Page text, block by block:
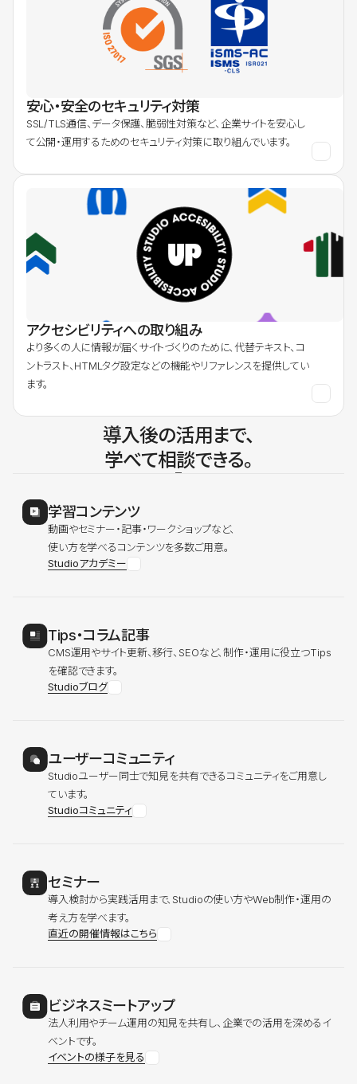
安心・安全のセキュリティ対策
SSL/TLS通信、データ保護、脆弱性対策など、企業サイトを安心し
て公開・運用するためのセキュリティ対策に取り組んでいます。
アクセシビリティへの取り組み
より多くの人に情報が届くサイトづくりのために、代替テキスト、コ
ントラスト、HTMLタグ設定などの機能やリファレンスを提供してい
ます。
導入後の活用まで、
学べて相談できる。
学習コンテンツ
動画やセミナー・記事・ワークショップなど、
使い方を学べるコンテンツを多数ご用意。
Studioアカデミー
Tips・コラム記事
CMS運用やサイト更新、移行、SEOなど、制作・運用に役立つTips
を確認できます。
Studioブログ
ユーザーコミュニティ
Studioユーザー同士で知見を共有できるコミュニティをご用意し
ています。
Studioコミュニティ
セミナー
導入検討から実践活用まで、Studioの使い方やWeb制作・運用の
考え方を学べます。
直近の開催情報はこちら
ビジネスミートアップ
法人利用やチーム運用の知見を共有し、企業での活用を深めるイ
ベントです。
イベントの様子を見る